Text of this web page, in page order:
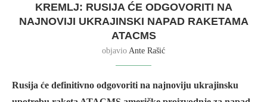
KREMLJ: RUSIJA ĆE ODGOVORITI NA
NAJNOVIJI UKRAJINSKI NAPAD RAKETAMA
ATACMS
objavio Ante Rašić
Rusija će definitivno odgovoriti na najnoviju ukrajinsku